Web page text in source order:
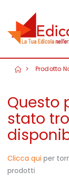
Prodotto
Questo
stato
Clicca qui per
prodotti